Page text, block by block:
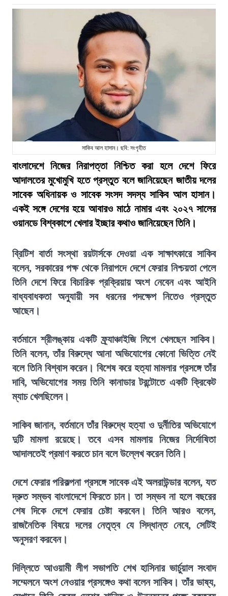
সাকিব আল হাসান। ছবি: সংগৃহীত
বাংলাদেশে নিজের নিরাপত্তা নিশ্চিত করা হলে দেশে ফিরে
আদালতের মুখোমুখি হতে প্রস্তুত বলে জানিয়েছেন জাতীয় দলের
সাবেক অধিনায়ক ও সাবেক সংসদ সদস্য সাকিব আল হাসান।
একই সঙ্গে দেশের হয়ে আবারও মাঠে নামার এবং ২০২৭ সালের
ওয়ানডে বিশ্বকাপে খেলার ইচ্ছার কথাও জানিয়েছেন তিনি।
ব্রিটিশ বার্তা সংস্থা রয়টার্সকে দেওয়া এক সাক্ষাৎকারে সাকিব
বলেন, সরকারের পক্ষ থেকে নিরাপদে দেশে ফেরার নিশ্চয়তা পেলে
তিনি দেশে ফিরে বিচারিক প্রক্রিয়ায় অংশ নেবেন এবং আইনি
বাধ্যবাধকতা অনুযায়ী সব ধরনের পদক্ষেপ নিতেও প্রস্তুত
আছেন।
বর্তমানে শ্রীলঙ্কায় একটি ফ্র্যাঞ্চাইজি লিগে খেলছেন সাকিব।
তিনি বলেন, তাঁর বিরুদ্ধে আনা অভিযোগের কোনো ভিত্তি নেই
বলে তিনি বিশ্বাস করেন। বিশেষ করে হত্যা মামলার প্রসঙ্গে তাঁর
দাবি, অভিযোগের সময় তিনি কানাডার টরন্টোতে একটি ক্রিকেট
ম্যাচ খেলছিলেন।
সাকিব জানান, বর্তমানে তাঁর বিরুদ্ধে হত্যা ও দুর্নীতির অভিযোগে
দুটি মামলা রয়েছে। তবে এসব মামলায় নিজের নির্দোষিতা
আদালতেই প্রমাণ করতে চান বলে উল্লেখ করেন তিনি।
দেশে ফেরার পরিকল্পনা প্রসঙ্গে সাবেক এই অলরাউন্ডার বলেন, যত
দ্রুত সম্ভব বাংলাদেশে ফিরতে চান। তা সম্ভব না হলে বছরের
শেষ দিকে দেশে ফেরার চেষ্টা করবেন। তিনি আরও বলেন,
রাজনৈতিক বিষয়ে দলের নেতৃত্ব যে সিদ্ধান্ত নেবে, সেটিই
অনুসরণ করবেন।
দিল্লিতে আওয়ামী লীগ সভাপতি শেখ হাসিনার ভার্চুয়াল সংবাদ
সম্মেলনে অংশ নেওয়ার প্রসঙ্গেও কথা বলেন সাকিব। তাঁর ভাষ্য,